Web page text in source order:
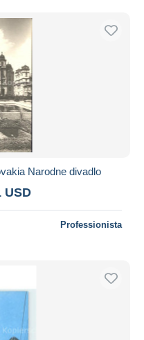
Narodne divadlo
USD
Professionista